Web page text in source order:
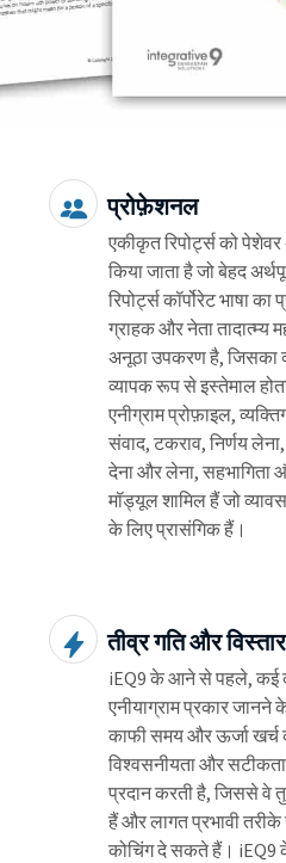
प्रोफ़ेशनल
एकीकृत रिपोर्ट्स को
किया जाता है जो बेहद
रिपोर्ट्स कॉर्पोरेट भाषा
ग्राहक और नेता
अनूठा उपकरण है, जिसका
व्यापक रूप से इस्तेमाल
एनीग्राम प्रोफ़ाइल,
संवाद, टकराव, निर्णय
देना और लेना, सहभागिता
मॉड्यूल शामिल हैं जो
के लिए प्रासंगिक हैं।
तीव्र गति और विस्तार
iEQ9 के आने से पहले, कई
एनीयाग्राम प्रकार जानने
काफी समय और ऊर्जा
विश्वसनीयता और
प्रदान करती है, जिससे वे
हैं और लागत प्रभावी तरीके
कोचिंग दे सकते हैं। iEQ9